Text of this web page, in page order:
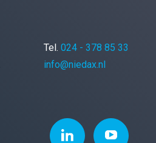
Tel. 024 - 378 85 33
info@niedax.nl